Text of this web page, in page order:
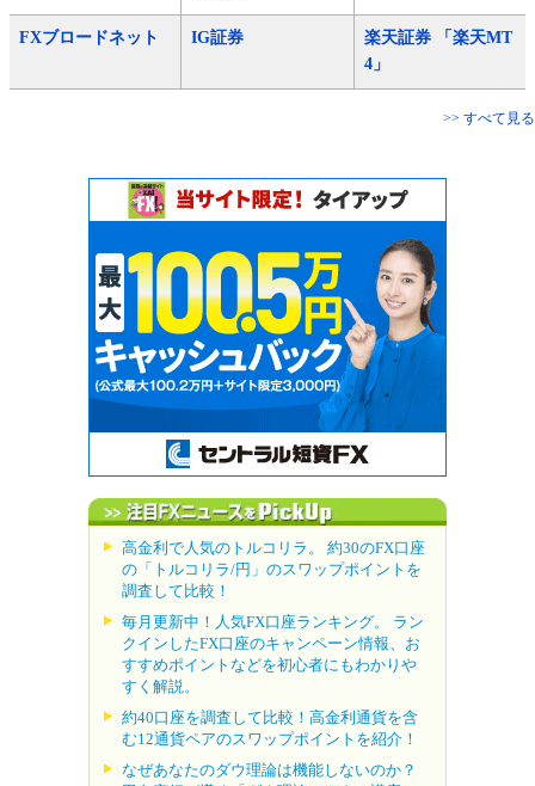
FXブロードネット IG証券
楽天証券 「楽天MT
4」
>> すべて見る
高金利で人気のトルコリラ。 約30のFX口座
の「トルコリラ/円」のスワップポイントを
調査して比較！
毎月更新中！人気FX口座ランキング。 ラン
クインしたFX口座のキャンペーン情報、お
すすめポイントなどを初心者にもわかりや
すく解説。
約40口座を調査して比較！高金利通貨を含
む12通貨ペアのスワップポイントを紹介！
なぜあなたのダウ理論は機能しないのか？